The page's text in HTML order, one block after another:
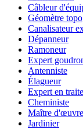
Câbleur
Géomètre
Canalisateur
Dépanneur
Ramoneur
Expert
Antenniste
Élagueur
Expert en
Cheministe
Maître d'œuvre
Jardinier